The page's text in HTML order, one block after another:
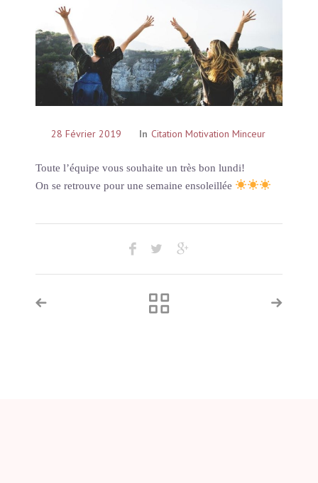
28 Février 2019 In Citation Motivation Minceur
Toute l’équipe vous souhaite un très bon lundi!
On se retrouve pour une semaine ensoleillée